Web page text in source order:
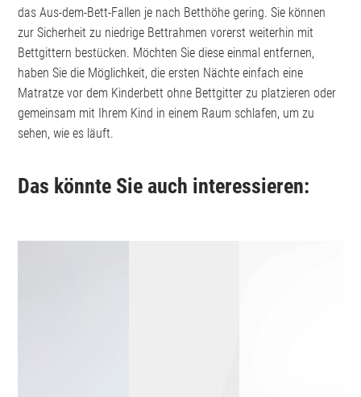
das Aus-dem-Bett-Fallen je nach Betthöhe gering. Sie können
zur Sicherheit zu niedrige Bettrahmen vorerst weiterhin mit
Bettgittern bestücken. Möchten Sie diese einmal entfernen,
haben Sie die Möglichkeit, die ersten Nächte einfach eine
Matratze vor dem Kinderbett ohne Bettgitter zu platzieren oder
gemeinsam mit Ihrem Kind in einem Raum schlafen, um zu
sehen, wie es läuft.
Das könnte Sie auch interessieren: